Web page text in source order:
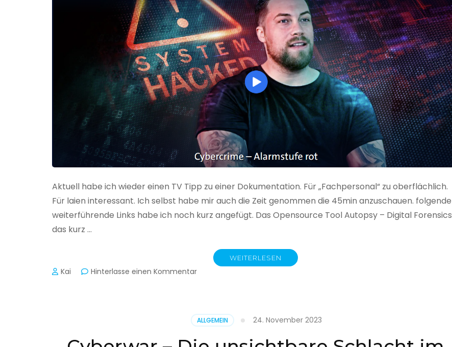
Aktuell habe ich wieder einen TV Tipp zu einer Dokumentation. Für „Fachpersonal“ zu oberflächlich.
Für laien interessant. Ich selbst habe mir auch die Zeit genommen die 45min anzuschauen. folgende
weiterführende Links habe ich noch kurz angefügt. Das Opensource Tool Autopsy – Digital Forensics
das kurz …
WEITERLESEN
Kai Hinterlasse einen Kommentarzu
rot
ALLGEMEIN 24. November 2023